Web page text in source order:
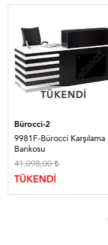
TÜKENDI
TÜKENDI
Bürocci-2
9981F-Bürocci Karşılama
Bankosu
41.098,00
TÜKENDİ